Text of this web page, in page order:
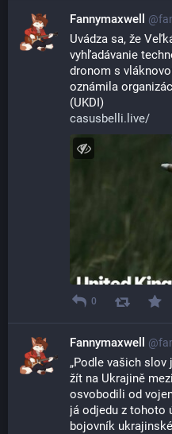
Fannymaxwell @
Uvádza sa, že
vyhľadávanie
dronom s
oznámila
(UKDI)
casusbelli.live/
0
Fannymaxwell @
„Podle vašich
žít na Ukrajině
osvobodili od
já odjedu z tohoto
bojovník